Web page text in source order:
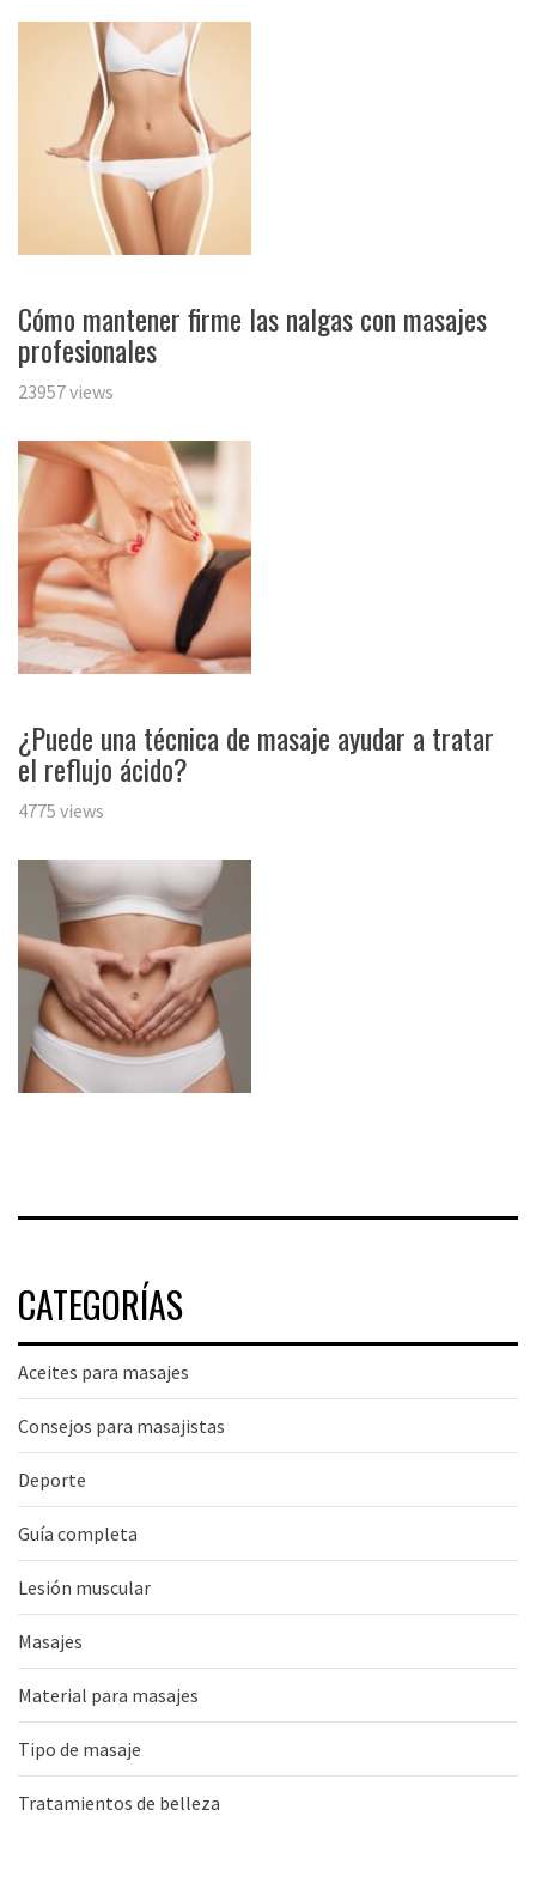
Cómo mantener firme las nalgas con masajes
profesionales
23957 views
¿Puede una técnica de masaje ayudar a tratar
el reflujo ácido?
4775 views
CATEGORÍAS
Aceites para masajes
Consejos para masajistas
Deporte
Guía completa
Lesión muscular
Masajes
Material para masajes
Tipo de masaje
Tratamientos de belleza